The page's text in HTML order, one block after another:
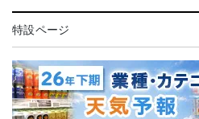
特設ページ